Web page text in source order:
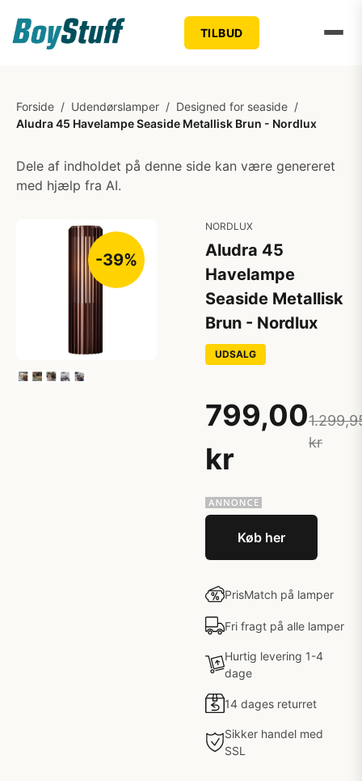
TILBUD
Forside / Udendørslamper / Designed for seaside /
Aludra 45 Havelampe Seaside Metallisk Brun - Nordlux
Dele af indholdet på denne side kan være genereret
med hjælp fra AI.
-39%
NORDLUX
Aludra 45
Havelampe
Seaside Metallisk
Brun - Nordlux
UDSALG
799,00
kr
kr
Køb her
PrisMatch på lamper
Fri fragt på alle lamper
Hurtig levering 1-4
dage
14 dages returret
Sikker handel med
SSL